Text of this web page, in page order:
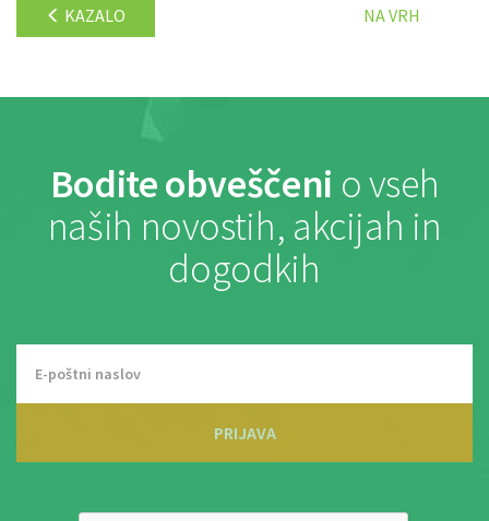
KAZALO NA VRH
Bodite obveščeni o vseh
naših novostih, akcijah in
dogodkih
PRIJAVA